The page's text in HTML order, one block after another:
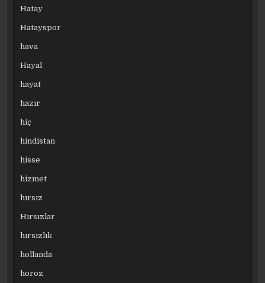
Hatay
Hatayspor
hava
Hayal
hayat
hazır
hiç
hindistan
hisse
hizmet
hırsız
Hırsızlar
hırsızlık
hollanda
horoz